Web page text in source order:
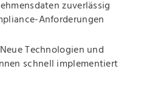
zuverlässig
Anforderungen
Technologien und
schnell implementiert